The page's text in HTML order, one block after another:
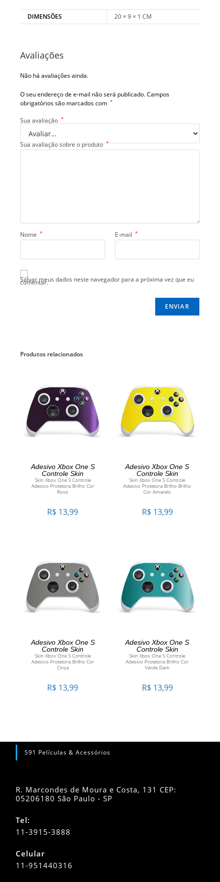
DIMENSÕES 20 × 9 × 1 CM
Avaliações
Não há avaliações ainda.
O seu endereço de e-mail não será publicado.Campos
obrigatórios são marcados com *
Sua avaliação *
Sua avaliação sobre o produto *
Nome * E-mail *
Salvar meus dados neste navegador para a próxima vez que eu
comentar.
Produtos relacionados
ADICIONAR AO
CARRINHO
Adesivo Xbox One S
Controle Skin
Skin Xbox One S Controle
Adesivo Protetora Brilho Cor
Roxo
R$ 13,99
ADICIONAR AO
CARRINHO
Adesivo Xbox One S
Controle Skin
Skin Xbox One S Controle
Adesivo Protetora Brilho Brilho
Cor Amarelo
R$ 13,99
ADICIONAR AO
CARRINHO
Adesivo Xbox One S
Controle Skin
Skin Xbox One S Controle
Adesivo Protetora Brilho Cor
Cinza
R$ 13,99
ADICIONAR AO
CARRINHO
Adesivo Xbox One S
Controle Skin
Skin Xbox One S Controle
Adesivo Protetora Brilho Cor
Verde Dark
R$ 13,99
S91 Películas & Acessórios
R. Marcondes de Moura e Costa, 131 CEP:
05206180 São Paulo - SP
Tel:
11-3915-3888
Celular
11-951440316